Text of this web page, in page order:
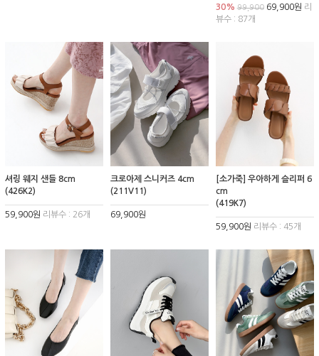
30% 99,90069,900원 리
뷰수 : 87개
셔링 웨지 샌들 8cm
(426K2)
59,900원 리뷰수 : 26개
크로아제 스니커즈 4cm
(211V11)
69,900원
[소가죽] 우아하게 슬리퍼 6
cm
(419K7)
59,900원 리뷰수 : 45개